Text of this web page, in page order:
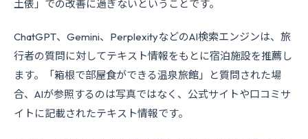
土俵」での改善に過ぎないということです。
ChatGPT、Gemini、PerplexityなどのAI検索エンジンは、旅
行者の質問に対してテキスト情報をもとに宿泊施設を推薦し
ます。「箱根で部屋食ができる温泉旅館」と質問された場
合、AIが参照するのは写真ではなく、公式サイトや口コミサ
イトに記載されたテキスト情報です。